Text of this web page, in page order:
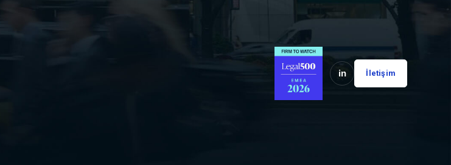
in İletişim